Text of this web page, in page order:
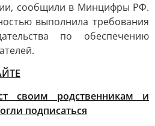
сообщили в Минцифры РФ.
выполнила требования
по обеспечению
своим родственникам и
подписаться